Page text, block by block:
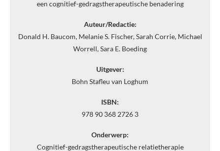
een cognitief-gedragstherapeutische benadering
Auteur/Redactie:
Donald H. Baucom, Melanie S. Fischer, Sarah Corrie, Michael
Worrell, Sara E. Boeding
Uitgever:
Bohn Stafleu van Loghum
ISBN:
978 90 368 2726 3
Onderwerp:
Cognitief-gedragstherapeutische relatietherapie